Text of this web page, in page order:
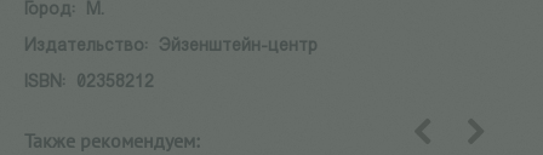
Город:
М.
Издательство:
Эйзенштейн-центр
ISBN:
02358212
Также рекомендуем: